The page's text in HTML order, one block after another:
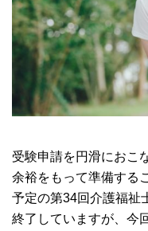
受験申請を円滑におこ
余裕をもって準備する
予定の第34回介護福祉
終了していますが、今